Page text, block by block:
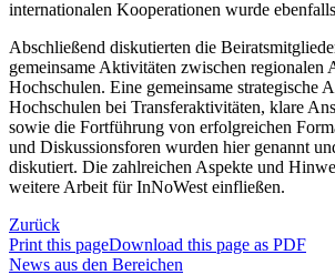
internationalen Kooperationen wurde
Abschließend diskutierten die
gemeinsame Aktivitäten zwischen regionalen
Hochschulen. Eine gemeinsame strategische
Hochschulen bei Transferaktivitäten, klare
sowie die Fortführung von erfolgreichen
und Diskussionsforen wurden hier genannt
diskutiert. Die zahlreichen Aspekte und
weitere Arbeit für InNoWest einfließen.
Zurück
Print this pageDownload this page as PDF
News aus den Bereichen